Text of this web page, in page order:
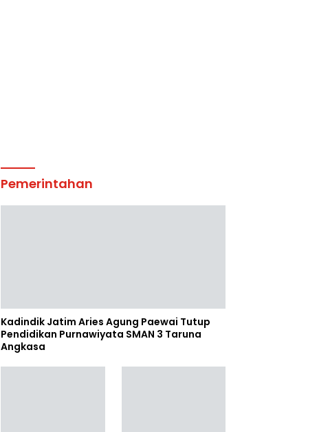
Pemerintahan
Kadindik Jatim Aries Agung Paewai Tutup
Pendidikan Purnawiyata SMAN 3 Taruna
Angkasa